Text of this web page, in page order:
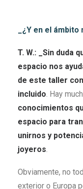
_¿Y en el ámbito
T. W.: _Sin duda
espacio nos
de este taller
incluido. Hay
conocimientos
espacio para
unirnos y
joyeros.
Obviamente, no
exterior o Europa